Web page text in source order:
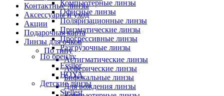
Контактные линзы
Аксессуары и уход
Акции
Подарочная карта
Линзы для очков
По типу
Астигматические линзы
Асферические линзы
Бифокальные линзы
Для вождения линзы
Компьютерные линзы
Офисные линзы
Поляризационные линзы
Призматические линзы
Прогрессивные линзы
Разгрузочные линзы
По бренду
Essilor
HOYA
Детские линзы
Stellest